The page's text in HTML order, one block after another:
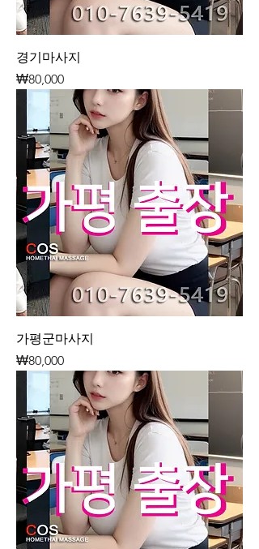
경기마사지
가격
₩80,000
가평군마사지
가격
₩80,000